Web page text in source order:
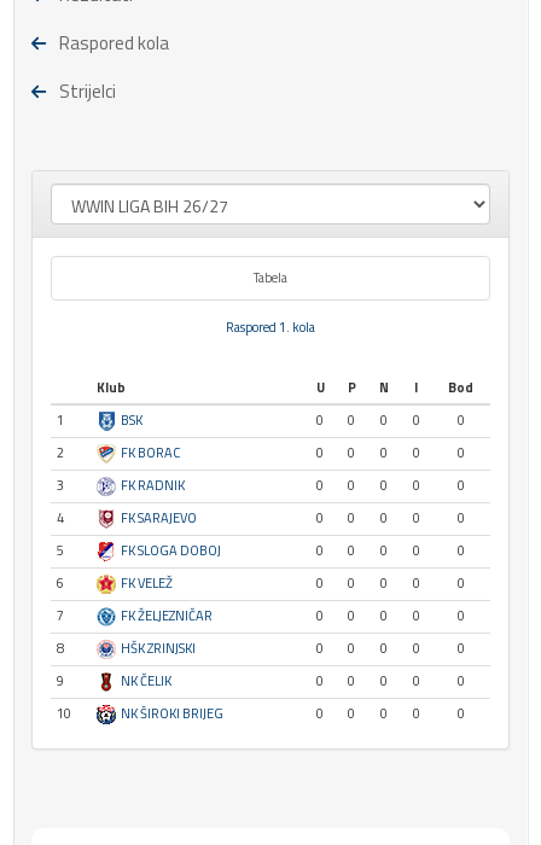
Raspored kola
Strijelci
Tabela
Raspored 1. kola
Klub U P N I
Bod
1
BSK 0 0 0 0
0
2
FK BORAC 0 0 0 0
0
3
FK RADNIK 0 0 0 0
0
4
FK SARAJEVO 0 0 0 0
0
5
FK SLOGA DOBOJ 0 0 0 0
0
6
FK VELEŽ 0 0 0 0
0
7
FK ŽELJEZNIČAR 0 0 0 0
0
8
HŠK ZRINJSKI 0 0 0 0
0
9
NK ČELIK 0 0 0 0
0
10
NK ŠIROKI BRIJEG 0 0 0 0 0